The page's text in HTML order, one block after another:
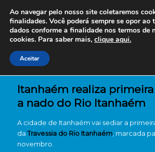
Itanhaém realiza primeira
a nado do Rio Itanhaém
A cidade de Itanhaém vai sediar a
daTravessia do Rio Itanhaém, marcada
novembro.
Ao navegar pelo nosso site coletaremos
finalidades. Você poderá sempre se opor ao
dados conforme a finalidade nos termos de
cookies. Para saber mais, clique aqui.
Aceitar